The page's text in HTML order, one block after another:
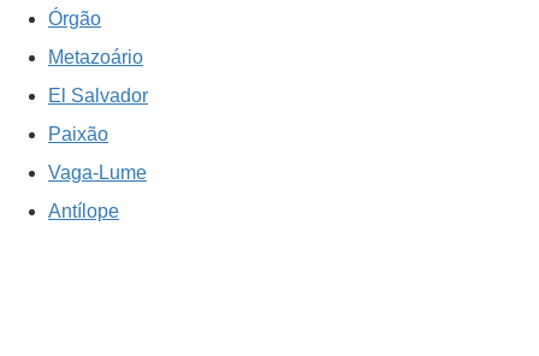
Órgão
Metazoário
El Salvador
Paixão
Vaga-Lume
Antílope